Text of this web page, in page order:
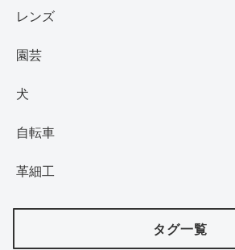
レンズ
園芸
犬
自転車
革細工
タグ一覧